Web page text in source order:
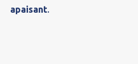
apaisant.